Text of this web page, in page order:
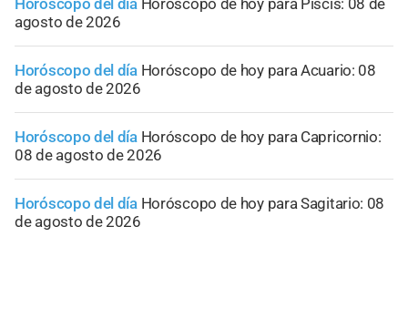
Horóscopo del día Horóscopo de hoy para Piscis: 08 de
agosto de 2026
Horóscopo del día Horóscopo de hoy para Acuario: 08
de agosto de 2026
Horóscopo del día Horóscopo de hoy para Capricornio:
08 de agosto de 2026
Horóscopo del día Horóscopo de hoy para Sagitario: 08
de agosto de 2026